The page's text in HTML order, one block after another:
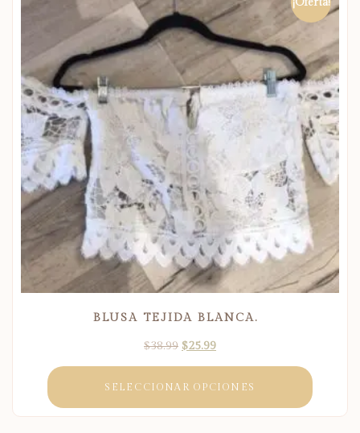
BLUSA TEJIDA BLANCA.
$38.99 $25.99
SELECCIONAR OPCIONES